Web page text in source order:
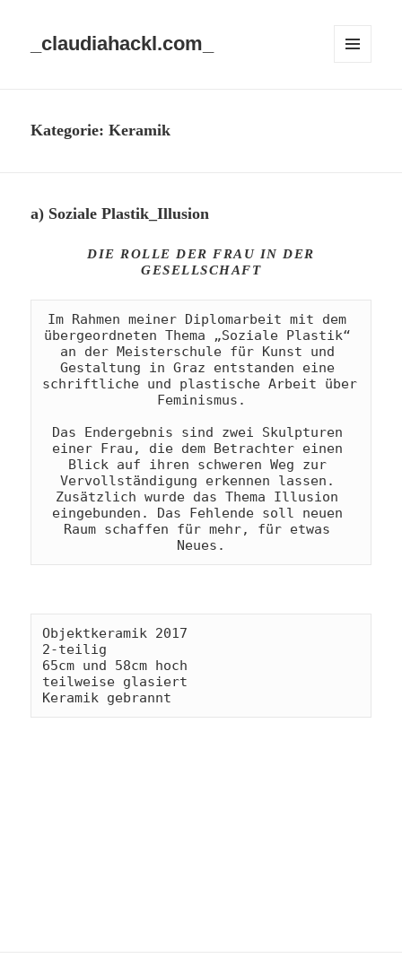
_claudiahackl.com_
Kategorie:Keramik
a) Soziale Plastik_Illusion
DIE ROLLE DER FRAU IN DER
GESELLSCHAFT
Im Rahmen meiner Diplomarbeit mit dem
übergeordneten Thema „Soziale Plastik“
an der Meisterschule für Kunst und
Gestaltung in Graz entstanden eine
schriftliche und plastische Arbeit über
Feminismus.
Das Endergebnis sind zwei Skulpturen
einer Frau, die dem Betrachter einen
Blick auf ihren schweren Weg zur
Vervollständigung erkennen lassen.
Zusätzlich wurde das Thema Illusion
eingebunden. Das Fehlende soll neuen
Raum schaffen für mehr, für etwas
Neues.
Objektkeramik 2017
2-teilig
65cm und 58cm hoch
teilweise glasiert
Keramik gebrannt